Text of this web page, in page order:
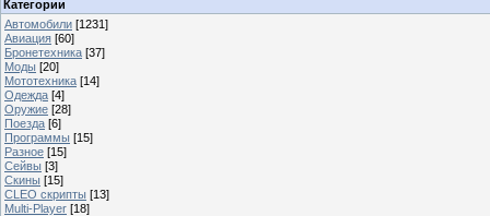
Категории
Автомобили [1231]
Авиация [60]
Бронетехника [37]
Моды [20]
Мототехника [14]
Одежда [4]
Оружие [28]
Поезда [6]
Программы [15]
Разное [15]
Сейвы [3]
Скины [15]
CLEO скрипты [13]
Multi-Player [18]